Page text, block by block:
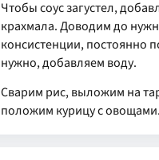
Чтобы соус загустел,
крахмала. Доводим до
консистенции, постоянно
нужно, добавляем воду.
Сварим рис, выложим на
положим курицу с овощами.